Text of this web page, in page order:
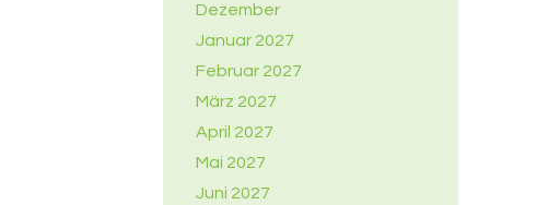
Dezember
Januar 2027
Februar 2027
März 2027
April 2027
Mai 2027
Juni 2027